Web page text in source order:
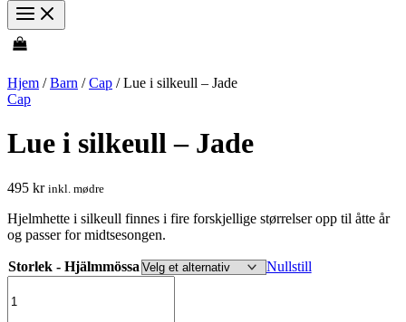
Hjem /Barn /Cap / Lue i silkeull – Jade
Cap
Lue i silkeull – Jade
495 kr inkl. mødre
Hjelmhette i silkeull finnes i fire forskjellige størrelser opp til åtte år
og passer for midtsesongen.
Storlek - Hjälmmössa
Nullstill